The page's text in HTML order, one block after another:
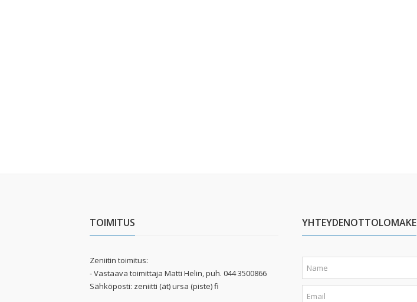
TOIMITUS
Zeniitin toimitus:
- Vastaava toimittaja Matti Helin, puh. 044 3500866
Sähköposti: zeniitti (ät) ursa (piste) fi
YHTEYDENOTTOLOMAKE